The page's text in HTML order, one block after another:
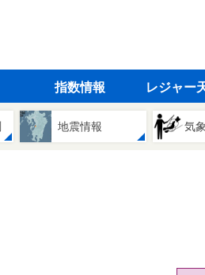
指数情報 レジャー
地震情報 気